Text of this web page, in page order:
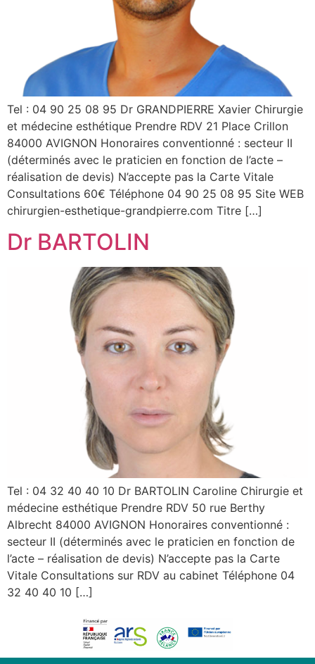
Tel : 04 90 25 08 95 Dr GRANDPIERRE Xavier Chirurgie
et médecine esthétique Prendre RDV 21 Place Crillon
84000 AVIGNON Honoraires conventionné : secteur II
(déterminés avec le praticien en fonction de l’acte –
réalisation de devis) N’accepte pas la Carte Vitale
Consultations 60€ Téléphone 04 90 25 08 95 Site WEB
chirurgien-esthetique-grandpierre.com Titre […]
Dr BARTOLIN
Tel : 04 32 40 40 10 Dr BARTOLIN Caroline Chirurgie et
médecine esthétique Prendre RDV 50 rue Berthy
Albrecht 84000 AVIGNON Honoraires conventionné :
secteur II (déterminés avec le praticien en fonction de
l’acte – réalisation de devis) N’accepte pas la Carte
Vitale Consultations sur RDV au cabinet Téléphone 04
32 40 40 10 […]